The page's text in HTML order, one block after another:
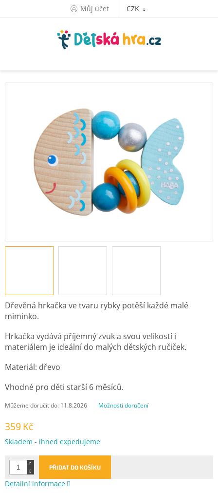
Můj účet CZK
359 Kč
Měrná
Skladem - ihned expedujeme
Můžeme doručit do: 11.8.2026 Možnosti doručení
PŘIDAT DO KOŠÍKU
Dřevěná hrkačka ve tvaru rybky potěší každé malé
miminko.
Hrkačka vydává příjemný zvuk a svou velikostí i
materiálem je ideální do malých dětských ručiček.
Materiál: dřevo
Vhodné pro děti starší 6 měsíců.
Detailní informace